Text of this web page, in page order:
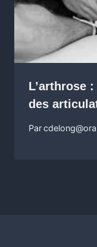
L’arthrose
des
Par